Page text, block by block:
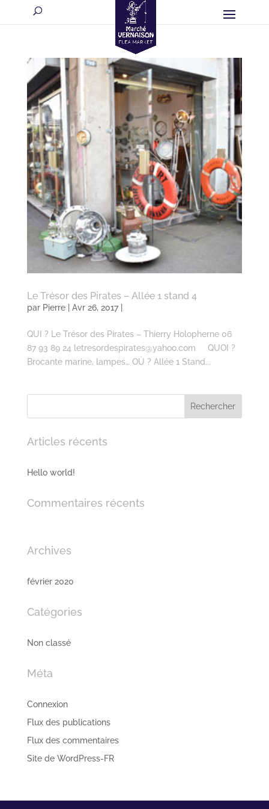
Le Trésor des Pirates – Allée 1 stand 4
par Pierre| Avr 26, 2017 |
QUI ? Le Trésor des Pirates – Thierry Holopherne 06
87 93 89 24 letresordespirates@yahoo.com QUOI ?
Brocante marine, lampes… OÙ ? Allée 1 Stand...
Articles récents
Hello world!
Commentaires récents
Archives
février 2020
Catégories
Non classé
Méta
Connexion
Flux des publications
Flux des commentaires
Site de WordPress-FR